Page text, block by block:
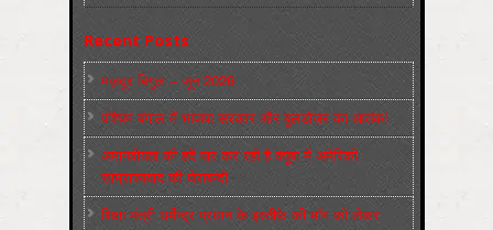
Recent Posts
मज़दूर बिगुल – जून 2026
पश्चिम बंगाल में भाजपा सरकार और बुलडोज़र का आतंक!
अमानवीयता की हदें पार कर रही है क्यूबा में अमेरिकी
साम्राज्यवाद की घेराबन्दी
शिक्षा मंत्री धर्मेन्द्र प्रधान के इस्तीफ़े की माँग को लेकर